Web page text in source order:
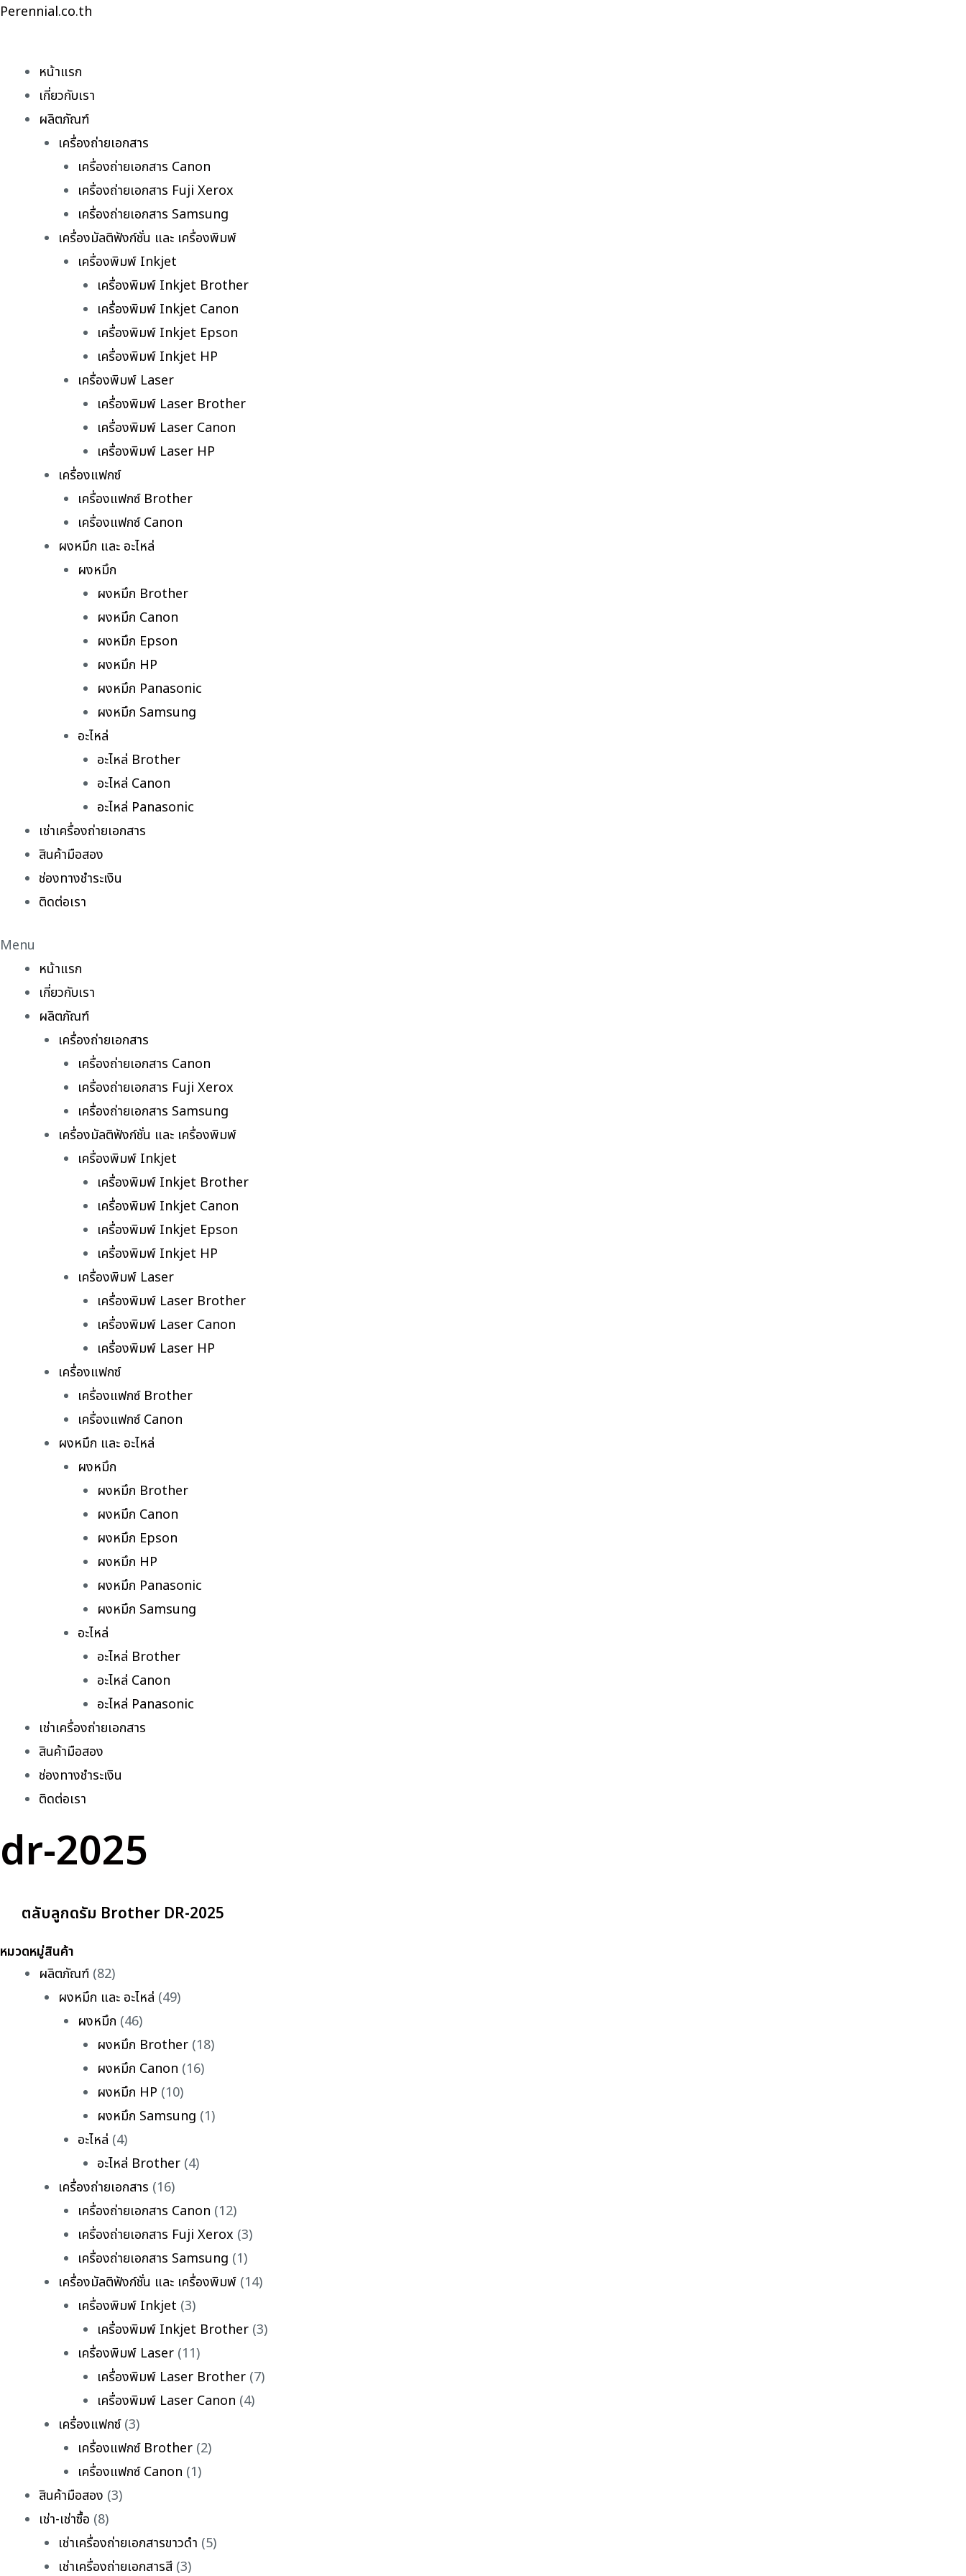
Skip
Perennial.co.th
หน้าแรก
เกี่ยวกับเรา
ผลิตภัณฑ์
เครื่องถ่ายเอกสาร
เครื่องถ่ายเอกสาร Canon
เครื่องถ่ายเอกสาร Fuji Xerox
เครื่องถ่ายเอกสาร Samsung
เครื่องมัลติฟังก์ชั่น และ เครื่องพิมพ์
เครื่องพิมพ์ Inkjet
เครื่องพิมพ์ Inkjet Brother
เครื่องพิมพ์ Inkjet Canon
เครื่องพิมพ์ Inkjet Epson
เครื่องพิมพ์ Inkjet HP
เครื่องพิมพ์ Laser
เครื่องพิมพ์ Laser Brother
เครื่องพิมพ์ Laser Canon
เครื่องพิมพ์ Laser HP
เครื่องแฟกซ์
เครื่องแฟกซ์ Brother
เครื่องแฟกซ์ Canon
ผงหมึก และ อะไหล่
ผงหมึก
ผงหมึก Brother
ผงหมึก Canon
ผงหมึก Epson
ผงหมึก HP
ผงหมึก Panasonic
ผงหมึก Samsung
อะไหล่
อะไหล่ Brother
อะไหล่ Canon
อะไหล่ Panasonic
เช่าเครื่องถ่ายเอกสาร
สินค้ามือสอง
ช่องทางชำระเงิน
ติดต่อเรา
Menu
หน้าแรก
เกี่ยวกับเรา
ผลิตภัณฑ์
เครื่องถ่ายเอกสาร
เครื่องถ่ายเอกสาร Canon
เครื่องถ่ายเอกสาร Fuji Xerox
เครื่องถ่ายเอกสาร Samsung
เครื่องมัลติฟังก์ชั่น และ เครื่องพิมพ์
เครื่องพิมพ์ Inkjet
เครื่องพิมพ์ Inkjet Brother
เครื่องพิมพ์ Inkjet Canon
เครื่องพิมพ์ Inkjet Epson
เครื่องพิมพ์ Inkjet HP
เครื่องพิมพ์ Laser
เครื่องพิมพ์ Laser Brother
เครื่องพิมพ์ Laser Canon
เครื่องพิมพ์ Laser HP
เครื่องแฟกซ์
เครื่องแฟกซ์ Brother
เครื่องแฟกซ์ Canon
ผงหมึก และ อะไหล่
ผงหมึก
ผงหมึก Brother
ผงหมึก Canon
ผงหมึก Epson
ผงหมึก HP
ผงหมึก Panasonic
ผงหมึก Samsung
อะไหล่
อะไหล่ Brother
อะไหล่ Canon
อะไหล่ Panasonic
เช่าเครื่องถ่ายเอกสาร
สินค้ามือสอง
ช่องทางชำระเงิน
ติดต่อเรา
dr-2025
ตลับลูกดรัม Brother DR-2025
หมวดหมู่สินค้า
ผลิตภัณฑ์ (82)
ผงหมึก และ อะไหล่ (49)
ผงหมึก (46)
ผงหมึก Brother (18)
ผงหมึก Canon (16)
ผงหมึก HP (10)
ผงหมึก Samsung (1)
อะไหล่ (4)
อะไหล่ Brother (4)
เครื่องถ่ายเอกสาร (16)
เครื่องถ่ายเอกสาร Canon (12)
เครื่องถ่ายเอกสาร Fuji Xerox (3)
เครื่องถ่ายเอกสาร Samsung (1)
เครื่องมัลติฟังก์ชั่น และ เครื่องพิมพ์ (14)
เครื่องพิมพ์ Inkjet (3)
เครื่องพิมพ์ Inkjet Brother (3)
เครื่องพิมพ์ Laser (11)
เครื่องพิมพ์ Laser Brother (7)
เครื่องพิมพ์ Laser Canon (4)
เครื่องแฟกซ์(3)
เครื่องแฟกซ์ Brother (2)
เครื่องแฟกซ์ Canon (1)
สินค้ามือสอง (3)
เช่า-เช่าซื้อ (8)
เช่าเครื่องถ่ายเอกสารขาวดำ (5)
เช่าเครื่องถ่ายเอกสารสี (3)